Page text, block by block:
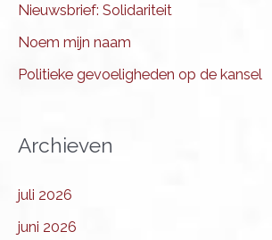
Nieuwsbrief: Solidariteit
Noem mijn naam
Politieke gevoeligheden op de kansel
Archieven
juli 2026
juni 2026